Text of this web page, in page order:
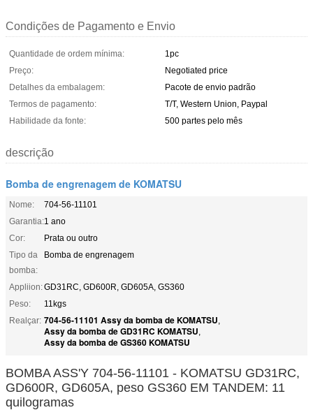
Condições de Pagamento e Envio
Quantidade de ordem mínima:
1pc
Preço:
Negotiated price
Detalhes da embalagem:
Pacote de envio padrão
Termos de pagamento:
T/T, Western Union, Paypal
Habilidade da fonte:
500 partes pelo mês
descrição
Bomba de engrenagem de KOMATSU
Nome:
704-56-11101
Garantia:1 ano
Cor:
Prata ou outro
Tipo da
bomba:
Bomba de engrenagem
Appliion:GD31RC, GD600R, GD605A, GS360
Peso:
11kgs
Realçar: 704-56-11101 Assy da bomba de KOMATSU,
Assy da bomba de GD31RC KOMATSU,
Assy da bomba de GS360 KOMATSU
BOMBA ASS'Y 704-56-11101 - KOMATSU GD31RC,
GD600R, GD605A, peso GS360 EM TANDEM: 11
quilogramas